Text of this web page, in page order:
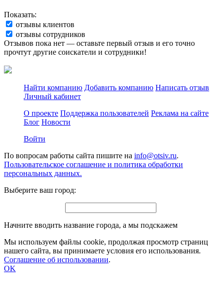
Показать:
отзывы клиентов
отзывы сотрудников
Отзывов пока нет — оставьте первый отзыв и его точно
прочтут другие соискатели и сотрудники!
Найти компанию Добавить компанию Написать отзыв
Личный кабинет
О проекте Поддержка пользователей Реклама на сайте
Блог Новости
Войти
По вопросам работы сайта пишите на info@otsiv.ru.
Пользовательское соглашение и политика обработки
персональных данных.
Выберите ваш город:
Начните вводить название города, а мы подскажем
Мы используем файлы cookie, продолжая просмотр страниц
нашего сайта, вы принимаете условия его использования.
Соглашение об использовании.
OK